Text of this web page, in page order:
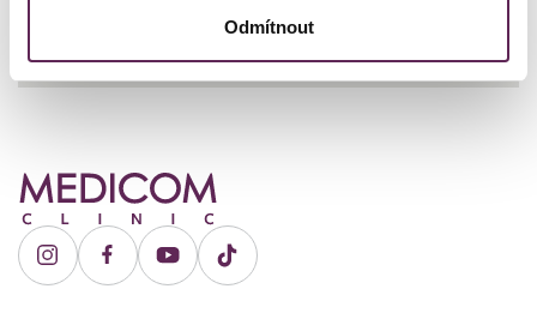
Odmítnout
cernicka@medicomclinic.cz